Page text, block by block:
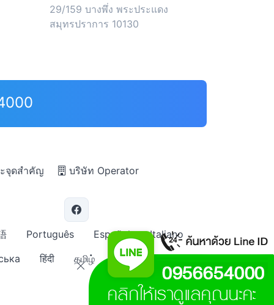
29/159 บางพึ่ง พระประแดง
สมุทรปราการ 10130
จุดสำคัญ บริษัท Operator
Português Español
Italiano
हिंदी தமிழ்
คำถามที่พบบ่อย